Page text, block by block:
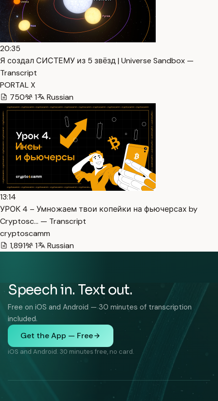
20:35
Я создал СИСТЕМУ из 5 звёзд | Universe Sandbox —
Transcript
PORTAL X
750
1 Russian
13:14
УРОК 4 – Умножаем твои копейки на фьючерсах by
Cryptosc… — Transcript
cryptoscamm
1,891
1 Russian
Speech in. Text out.
Free on iOS and Android — 30 minutes of transcription
included.
Get the App — Free
iOS and Android. 30 minutes free, no card.